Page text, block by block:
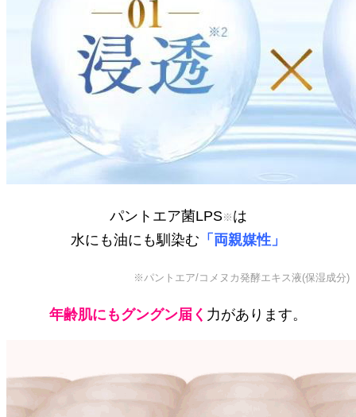
パントエア菌LPS※ は
水にも油にも馴染む 「両親媒性」
※パントエア/コメヌカ発酵エキス液(保湿成分)
年齢肌にもグングン届く 力があります。